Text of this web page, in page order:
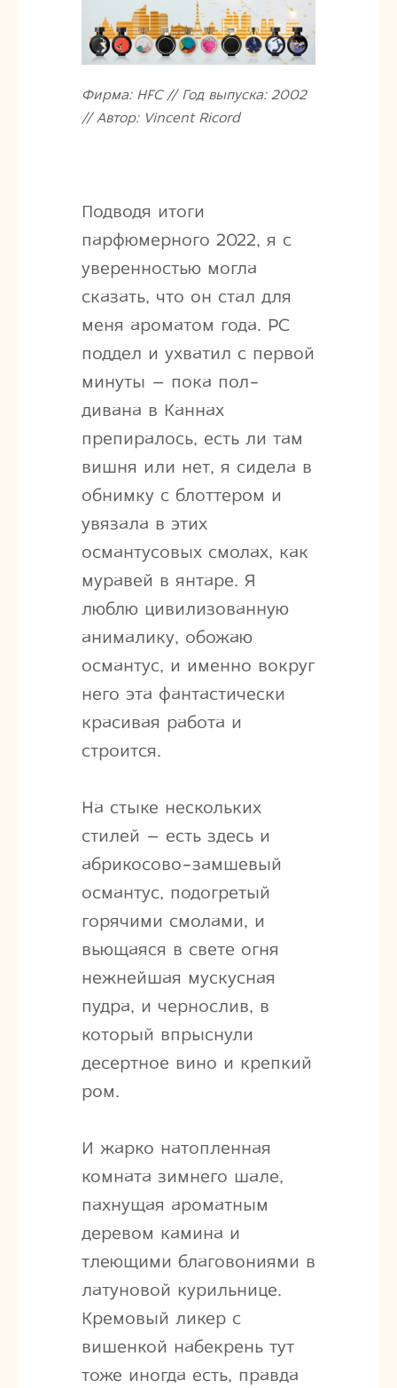
Фирма: HFC // Год выпуска: 2002
// Автор: Vincent Ricord
Подводя итоги
парфюмерного 2022, я с
уверенностью могла
сказать, что он стал для
меня ароматом года. PC
поддел и ухватил с первой
минуты – пока пол-
дивана в Каннах
препиралось, есть ли там
вишня или нет, я сидела в
обнимку с блоттером и
увязала в этих
османтусовых смолах, как
муравей в янтаре. Я
люблю цивилизованную
анималику, обожаю
османтус, и именно вокруг
него эта фантастически
красивая работа и
строится.
На стыке нескольких
стилей – есть здесь и
абрикосово-замшевый
османтус, подогретый
горячими смолами, и
вьющаяся в свете огня
нежнейшая мускусная
пудра, и чернослив, в
который впрыснули
десертное вино и крепкий
ром.
И жарко натопленная
комната зимнего шале,
пахнущая ароматным
деревом камина и
тлеющими благовониями в
латуновой курильнице.
Кремовый ликер с
вишенкой набекрень тут
тоже иногда есть, правда